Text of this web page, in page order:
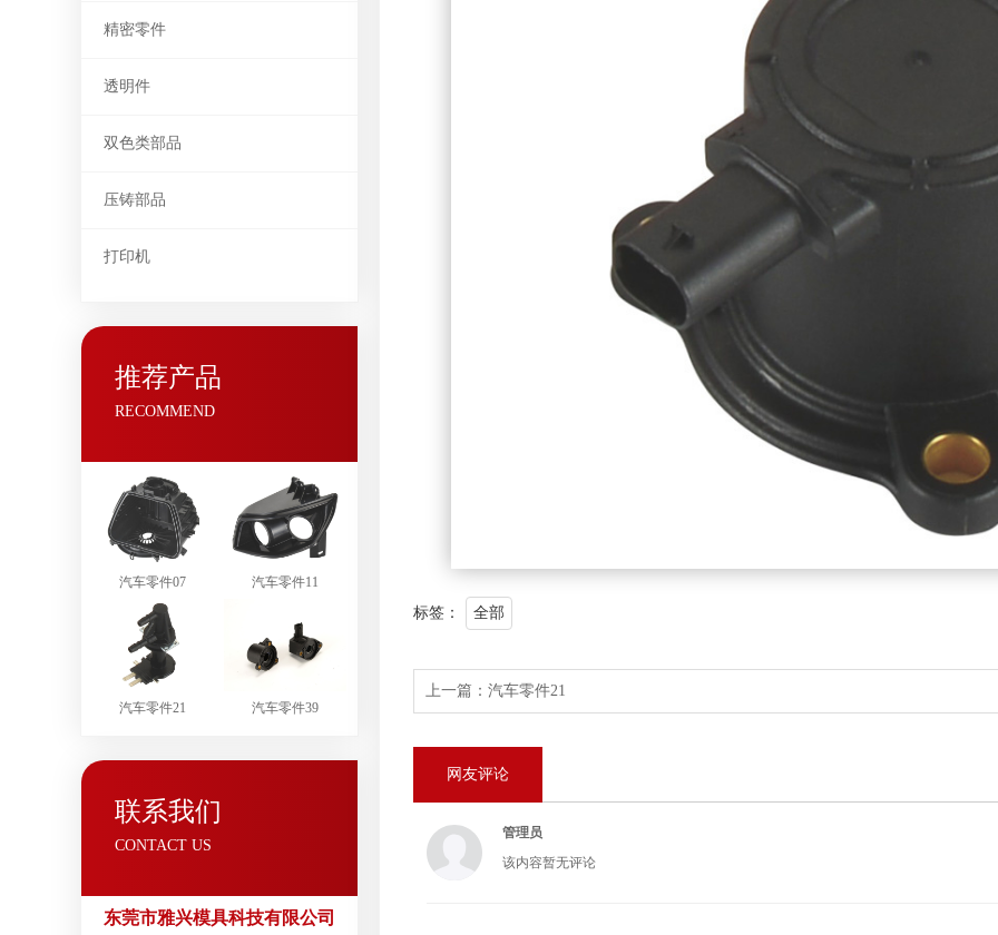
精密零件
透明件
双色类部品
压铸部品
打印机
推荐产品
RECOMMEND
汽车零件07 汽车零件11
汽车零件21 汽车零件39
联系我们
CONTACT US
东莞市雅兴模具科技有限公司
标签： 全部
上一篇： 汽车零件21
网友评论
管理员
该内容暂无评论